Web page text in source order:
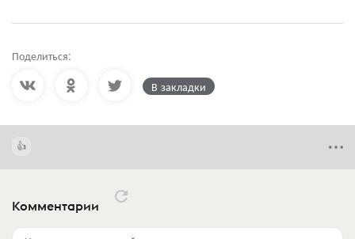
Поделиться:
В закладки
Комментарии